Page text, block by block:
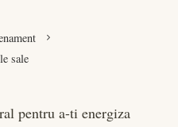
sale
pentru a-ti energiza